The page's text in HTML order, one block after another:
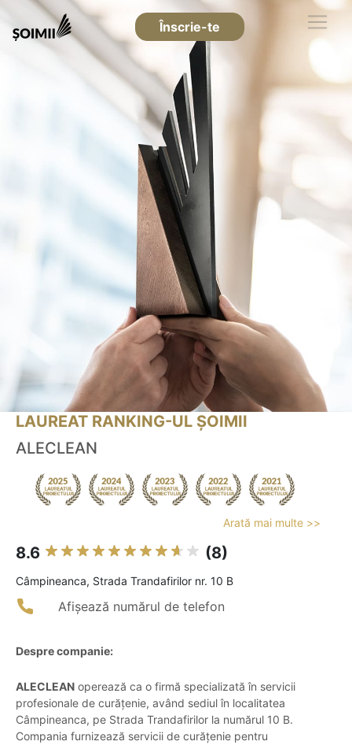
Înscrie-te
LAUREAT RANKING-UL ȘOIMII
ALECLEAN
Arată mai multe >>
8.6 (8)
Câmpineanca, Strada Trandafirilor nr. 10 B
Afișează numărul de telefon
Despre companie:
ALECLEAN operează ca o firmă specializată în servicii
profesionale de curățenie, având sediul în localitatea
Câmpineanca, pe Strada Trandafirilor la numărul 10 B.
Compania furnizează servicii de curățenie pentru